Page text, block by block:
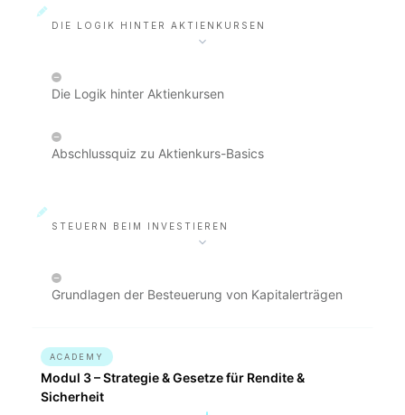
DIE LOGIK HINTER AKTIENKURSEN
Die Logik hinter Aktienkursen
Abschlussquiz zu Aktienkurs-Basics
STEUERN BEIM INVESTIEREN
Grundlagen der Besteuerung von Kapitalerträgen
ACADEMY
Modul 3 – Strategie & Gesetze für Rendite &
Sicherheit